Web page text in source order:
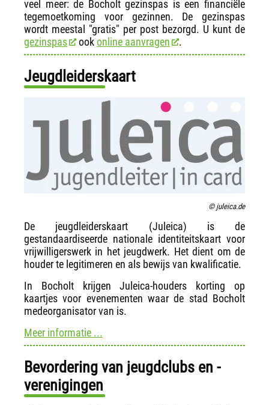
veel meer: de Bocholt gezinspas is een financiële
tegemoetkoming voor gezinnen. De gezinspas
wordt meestal "gratis" per post bezorgd. U kunt de
gezinspas
ookonline aanvragen .
Jeugdleiderskaart
© juleica.de
De jeugdleiderskaart (Juleica) is de
gestandaardiseerde nationale identiteitskaart voor
vrijwilligerswerk in het jeugdwerk. Het dient om de
houder te legitimeren en als bewijs van kwalificatie.
In Bocholt krijgen Juleica-houders korting op
kaartjes voor evenementen waar de stad Bocholt
medeorganisator van is.
Meer informatie ...
Bevordering van jeugdclubs en -
verenigingen